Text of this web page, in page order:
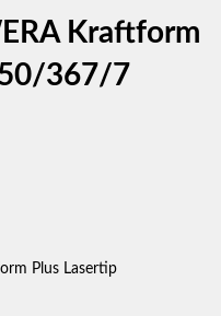
Kraftform
367/7